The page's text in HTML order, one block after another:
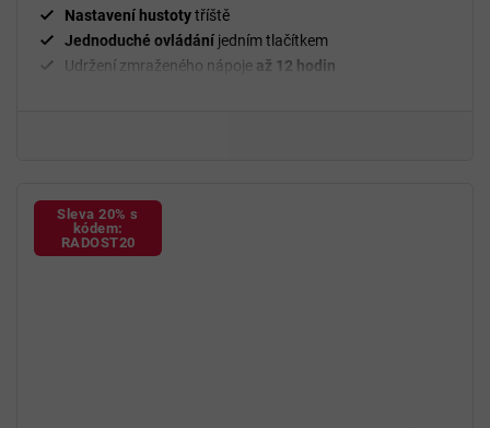
Nastavení hustotytříště
Jednoduché ovládání jedním tlačítkem
Udržení zmraženého nápoje až 12 hodin
Sleva 20% s
kódem:
RADOST20